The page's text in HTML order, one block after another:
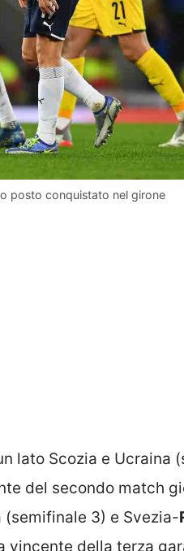
posto conquistato nel girone
lato Scozia e Ucraina
del secondo match
(semifinale 3) e Svezia-
vincente della terza